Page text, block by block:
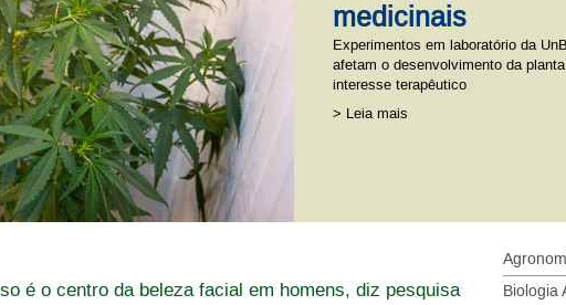
medicinais
Experimentos em laboratório da
afetam o desenvolvimento da
interesse terapêutico
> Leia mais
é o centro da beleza facial em homens, diz pesquisa
Biologia